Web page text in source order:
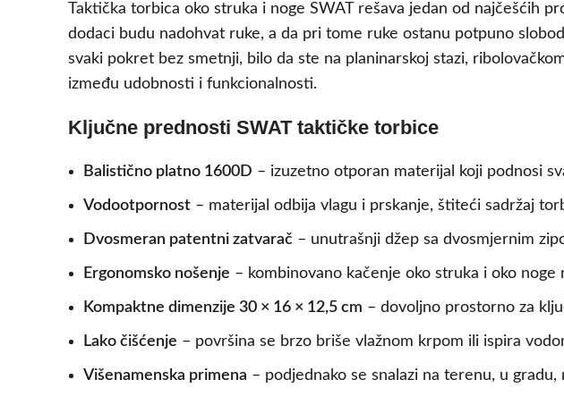
Taktička torbica oko struka i noge SWAT rešava jedan od najčešćih
dodaci budu nadohvat ruke, a da pri tome ruke ostanu potpuno
svaki pokret bez smetnji, bilo da ste na planinarskoj stazi,
između udobnosti i funkcionalnosti.
Ključne prednosti SWAT taktičke torbice
Balistično platno 1600D – izuzetno otporan materijal koji podnosi
Vodootpornost – materijal odbija vlagu i prskanje, štiteći sadržaj
Dvosmeran patentni zatvarač – unutrašnji džep sa dvosmjernim
Ergonomsko nošenje – kombinovano kačenje oko struka i oko
Kompaktne dimenzije 30 × 16 × 12,5 cm – dovoljno prostorno za
Lako čišćenje – površina se brzo briše vlažnom krpom ili ispira
Višenamenska primena – podjednako se snalazi na terenu, u